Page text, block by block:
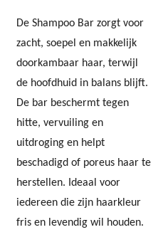
De Shampoo Bar zorgt voor
zacht, soepel en makkelijk
doorkambaar haar, terwijl
de hoofdhuid in balans blijft.
De bar beschermt tegen
hitte, vervuiling en
uitdroging en helpt
beschadigd of poreus haar te
herstellen. Ideaal voor
iedereen die zijn haarkleur
fris en levendig wil houden.